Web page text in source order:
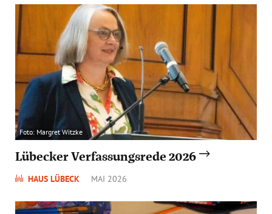
Foto: Margret Witzke
Lübecker Verfassungsrede 2026
HAUS LÜBECK MAI 2026